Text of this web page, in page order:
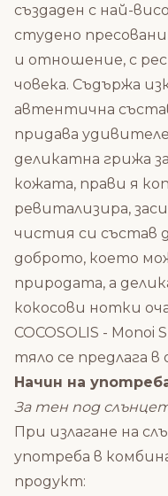
създаден с най-
студено
и отношение, с
човека. Съдържа
автентична
придава
деликатна грижа
кожата, прави я
ревитализира,
чистия си състав
доброто, което
природата, а
кокосови нотки
COCOSOLIS - Monoi
тяло се предлага в
Начин на
За тен под
При излагане на
употреба в
продукт: